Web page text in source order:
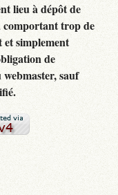
lieu à dépôt de
comportant trop de
simplement
de
sauf